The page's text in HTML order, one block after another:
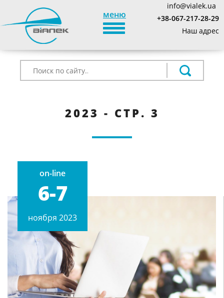
меню
TOGGLE_NAVIGATION
info@vialek.ua
+38-067-217-28-29
Наш адрес
2023 - СТР. 3
on-line
6-7
ноября 2023